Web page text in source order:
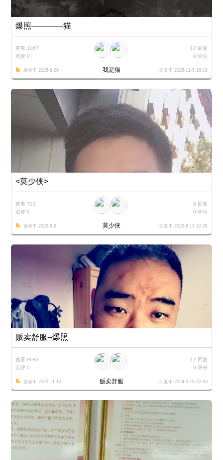
爆照————猫
查看 1067
点评 0
17 回复
0 评分
发表于 2025-8-29 回复于 2025-11-5 16:15
我是猫
<莫少侠>
查看 721
点评 0
6 回复
0 评分
发表于 2025-8-9 回复于 2025-8-15 12:28
莫少侠
贩卖舒服--爆照
查看 8682
点评 0
12 回复
0 评分
发表于 2022-11-12 回复于 2024-3-16 22:00
贩卖舒服